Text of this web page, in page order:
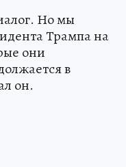
Но мы
Трампа на
они
в
он.